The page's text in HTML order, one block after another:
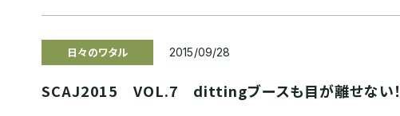
日々のワタル 2015/09/28
SCAJ2015 VOL.7 dittingブースも目が離せない！